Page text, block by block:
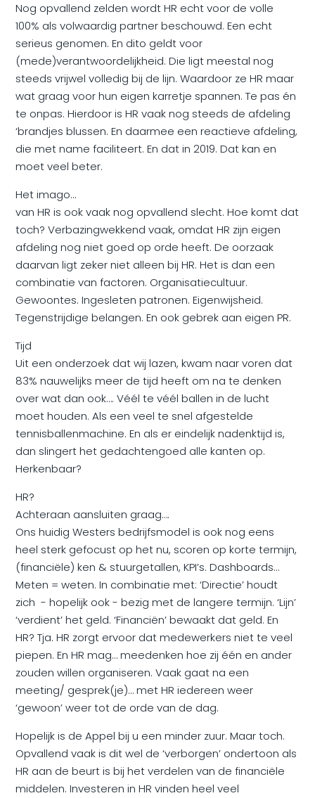
Nog opvallend zelden wordt HR echt voor de volle
100% als volwaardig partner beschouwd. Een echt
serieus genomen. En dito geldt voor
(mede)verantwoordelijkheid. Die ligt meestal nog
steeds vrijwel volledig bij de lijn. Waardoor ze HR maar
wat graag voor hun eigen karretje spannen. Te pas én
te onpas. Hierdoor is HR vaak nog steeds de afdeling
‘brandjes blussen. En daarmee een reactieve afdeling,
die met name faciliteert. En dat in 2019. Dat kan en
moet veel beter.
Het imago…
van HR is ook vaak nog opvallend slecht. Hoe komt dat
toch? Verbazingwekkend vaak, omdat HR zijn eigen
afdeling nog niet goed op orde heeft. De oorzaak
daarvan ligt zeker niet alleen bij HR. Het is dan een
combinatie van factoren. Organisatiecultuur.
Gewoontes. Ingesleten patronen. Eigenwijsheid.
Tegenstrijdige belangen. En ook gebrek aan eigen PR.
Tijd
Uit een onderzoek dat wij lazen, kwam naar voren dat
83% nauwelijks meer de tijd heeft om na te denken
over wat dan ook…. Véél te véél ballen in de lucht
moet houden. Als een veel te snel afgestelde
tennisballenmachine. En als er eindelijk nadenktijd is,
dan slingert het gedachtengoed alle kanten op.
Herkenbaar?
HR?
Achteraan aansluiten graag….
Ons huidig Westers bedrijfsmodel is ook nog eens
heel sterk gefocust op het nu, scoren op korte termijn,
(financiële) ken & stuurgetallen, KPI’s. Dashboards…
Meten = weten. In combinatie met: ‘Directie’ houdt
zich - hopelijk ook - bezig met de langere termijn. ‘Lijn’
‘verdient’ het geld. ‘Financiën’ bewaakt dat geld. En
HR? Tja. HR zorgt ervoor dat medewerkers niet te veel
piepen. En HR mag… meedenken hoe zij één en ander
zouden willen organiseren. Vaak gaat na een
meeting/ gesprek(je)… met HR iedereen weer
‘gewoon’ weer tot de orde van de dag.
Hopelijk is de Appel bij u een minder zuur. Maar toch.
Opvallend vaak is dit wel de ‘verborgen’ ondertoon als
HR aan de beurt is bij het verdelen van de financiële
middelen. Investeren in HR vinden heel veel